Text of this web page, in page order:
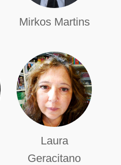
Mirkos Martins
Laura
Geracitano